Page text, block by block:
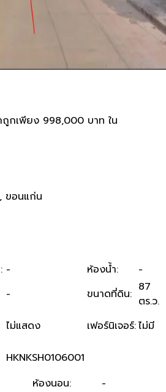
ยว ราคาถูกเพียง
ถูกเพียง 998,000 บาท ใน
ขอนแก่น
: - ห้องน้ำ:
-
- ขนาดที่ดิน: 87
ตร.ว.
ไม่แสดง เฟอร์นิเจอร์:ไม่มี
HKNKSH0106001
ห้องนอน:
-